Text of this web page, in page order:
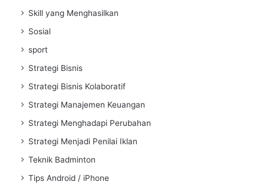
Skill yang Menghasilkan
Sosial
sport
Strategi Bisnis
Strategi Bisnis Kolaboratif
Strategi Manajemen Keuangan
Strategi Menghadapi Perubahan
Strategi Menjadi Penilai Iklan
Teknik Badminton
Tips Android / iPhone